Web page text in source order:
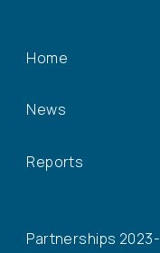
Home
News
Reports
Partnerships 2023-